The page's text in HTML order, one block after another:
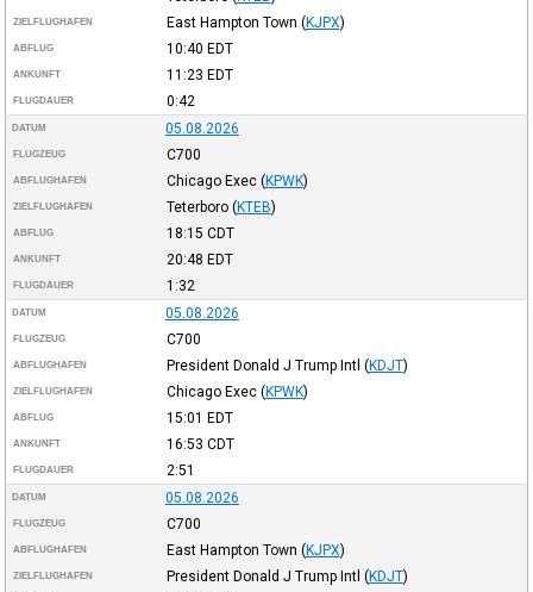
ZIELFLUGHAFEN East Hampton Town (KJPX)
ABFLUG 10:40 EDT
ANKUNFT 11:23 EDT
FLUGDAUER 0:42
DATUM 05.08.2026
FLUGZEUG C700
ABFLUGHAFEN Chicago Exec (KPWK)
ZIELFLUGHAFEN Teterboro (KTEB)
ABFLUG 18:15 CDT
ANKUNFT 20:48 EDT
FLUGDAUER 1:32
DATUM 05.08.2026
FLUGZEUG C700
ABFLUGHAFEN President Donald J Trump Intl (KDJT)
ZIELFLUGHAFEN Chicago Exec (KPWK)
ABFLUG 15:01 EDT
ANKUNFT 16:53 CDT
FLUGDAUER 2:51
DATUM 05.08.2026
FLUGZEUG C700
ABFLUGHAFEN East Hampton Town (KJPX)
ZIELFLUGHAFEN President Donald J Trump Intl (KDJT)